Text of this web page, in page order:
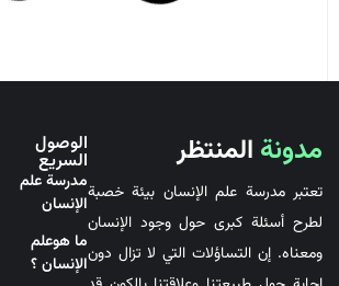
المنتظر
مدرسة علم الإنسان بيئة خصبة
أسئلة كبرى حول وجود الإنسان
إن التساؤلات التي لا تزال دون
الوصول
السريع
مدرسة علم
الإنسان
ما هوعلم
الإنسان ؟